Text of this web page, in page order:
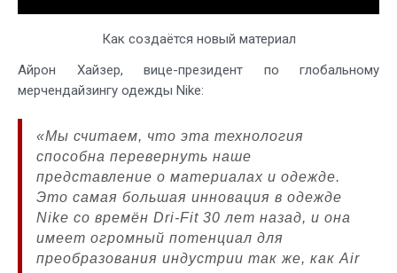
Как создаётся новый материал
Айрон Хайзер, вице-президент по глобальному
мерчендайзингу одежды Nike:
«Мы считаем, что эта технология
способна перевернуть наше
представление о материалах и одежде.
Это самая большая инновация в одежде
Nike со времён Dri-Fit 30 лет назад, и она
имеет огромный потенциал для
преобразования индустрии так же, как Air